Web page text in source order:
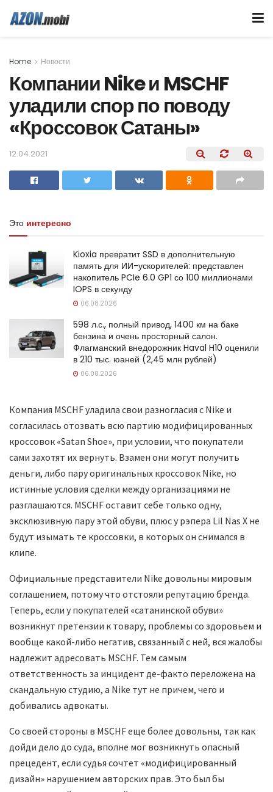
Home Новости
Компании Nike и MSCHF
уладили спор по поводу
«Кроссовок Сатаны»
12.04.2021
Это интересно
Kioxia превратит SSD в дополнительную
память для ИИ-ускорителей: представлен
накопитель PCIe 6.0 GP1 со 100 миллионами
IOPS в секунду
06.08.2026
598 л.с., полный привод, 1400 км на баке
бензина и очень просторный салон.
Флагманский внедорожник Haval H10 оценили
в 210 тыс. юаней (2,45 млн рублей)
06.08.2026
Компания MSCHF уладила свои разногласия с Nike и
согласилась отозвать всю партию модифицированных
кроссовок «Satan Shoe», при условии, что покупатели
сами захотят их вернуть. Взамен они могут получить
деньги, либо пару оригинальных кроссовок Nike, но
истинные условия сделки между организациями не
разглашаются. MSCHF оставит себе только одну,
эксклюзивную пару этой обуви, плюс у рэпера Lil Nas X не
будут изымать те кроссовки, в которых он снимался в
клипе.
Официальные представители Nike довольны мировым
соглашением, потому что отстояли репутацию бренда.
Теперь, если у покупателей «сатанинской обуви»
возникнут претензии к товару, проблемы со здоровьем и
вообще какой-либо негатив, связанный с ней, вся жалобы
надлежит адресовать MSCHF. Тем самым
ответственность за инцидент де-факто переложена на
скандальную студию, а Nike тут не причем, чего и
добивались адвокаты.
Со своей стороны в MSCHF еще более довольны, так как
дойди дело до суда, вполне мог возникнуть опасный
прецедент, если судья сочтет «модифицированный
дизайн» нарушением авторских прав. Это был бы